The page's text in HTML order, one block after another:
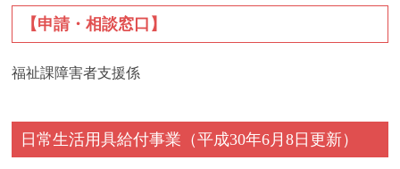
【申請・相談窓口】
福祉課障害者支援係
日常生活用具給付事業（平成30年6月8日更新）